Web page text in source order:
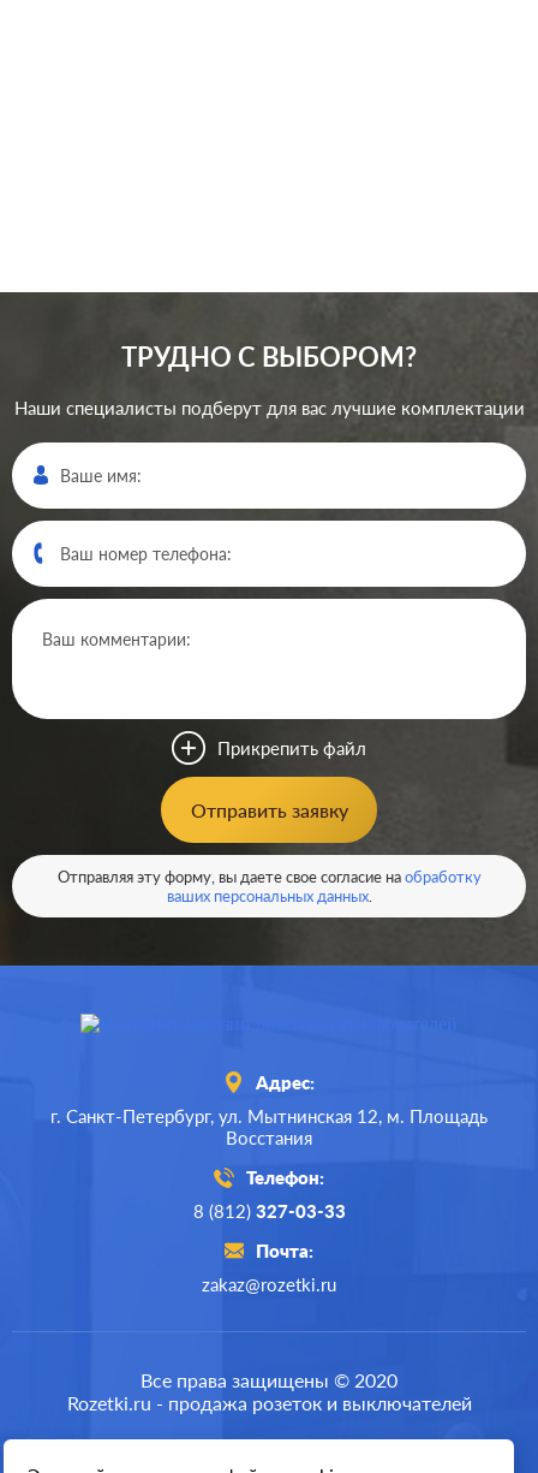
ТРУДНО С ВЫБОРОМ?
Наши специалисты подберут для вас лучшие комплектации
Отправить заявку
Прикрепить файл
Отправляя эту форму, вы даете свое согласие наобработку
ваших персональных данных.
Адрес:
г. Санкт-Петербург, ул. Мытнинская 12, м. Площадь
Восстания
Телефон:
8 (812) 327-03-33
Почта:
zakaz@rozetki.ru
Все права защищены © 2020
Rozetki.ru - продажа розеток и выключателей